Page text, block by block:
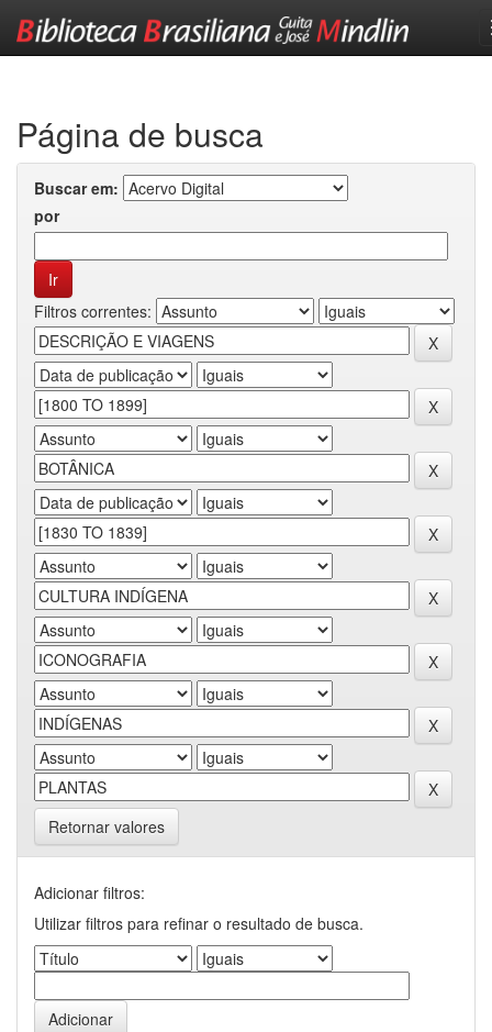
Página de busca
Buscar em:
por
Filtros correntes:
Retornar valores
Adicionar filtros:
Utilizar filtros para refinar o resultado de busca.